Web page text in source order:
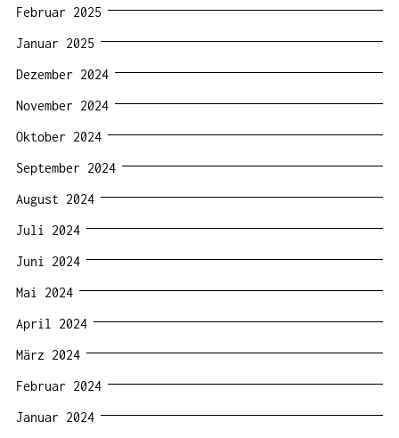
Februar 2025
Januar 2025
Dezember 2024
November 2024
Oktober 2024
September 2024
August 2024
Juli 2024
Juni 2024
Mai 2024
April 2024
März 2024
Februar 2024
Januar 2024